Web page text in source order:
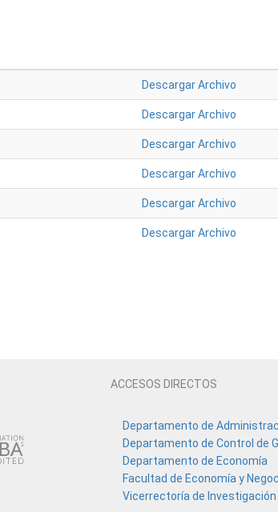
Descargar Archivo
Descargar Archivo
Descargar Archivo
Descargar Archivo
Descargar Archivo
Descargar Archivo
ACCESOS DIRECTOS
Departamento de
Departamento de Control de
Departamento de Economía
Facultad de Economía y
Vicerrectoría de Investigación